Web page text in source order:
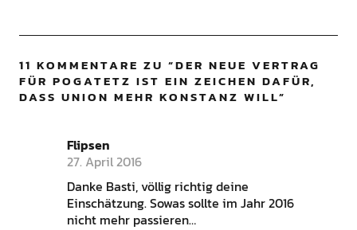
11 KOMMENTARE ZU “DER NEUE VERTRAG
FÜR POGATETZ IST EIN ZEICHEN DAFÜR,
DASS UNION MEHR KONSTANZ WILL”
Flipsen
27. April 2016
Danke Basti, völlig richtig deine
Einschätzung. Sowas sollte im Jahr 2016
nicht mehr passieren…